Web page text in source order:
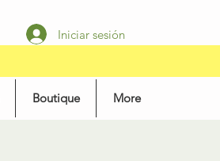
Iniciar sesión
Boutique More